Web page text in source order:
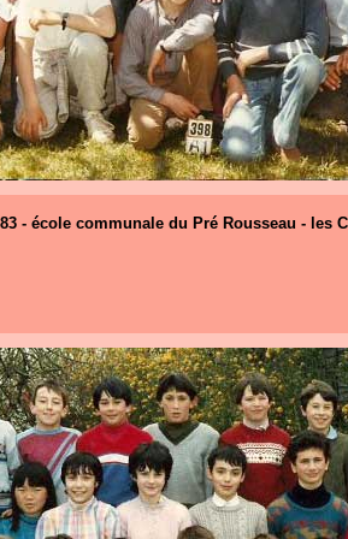
- école communale du Pré Rousseau - les